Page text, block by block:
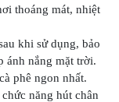
thoáng mát, nhiệt
khi sử dụng, bảo
ánh nắng mặt trời.
phê ngon nhất.
năng hút chân